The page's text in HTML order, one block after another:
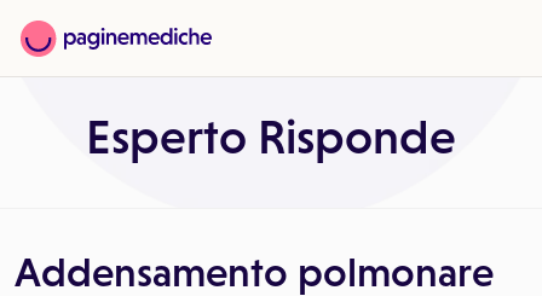
Esperto Risponde
Addensamento polmonare